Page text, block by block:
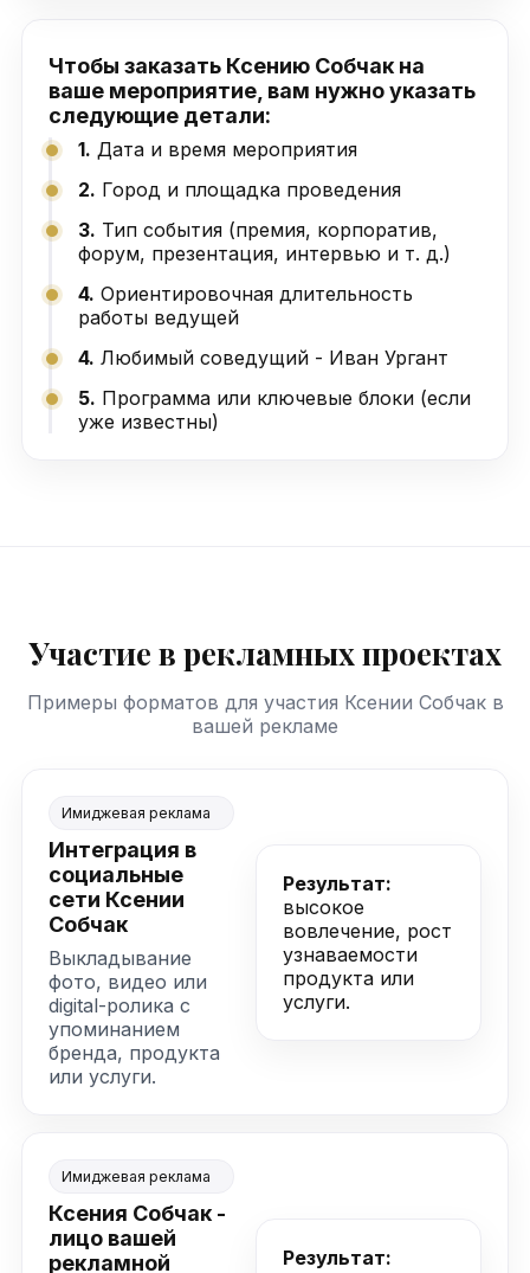
Чтобы заказать Ксению Собчак на
ваше мероприятие, вам нужно указать
следующие детали:
1. Дата и время мероприятия
2. Город и площадка проведения
3. Тип события (премия, корпоратив,
форум, презентация, интервью и т. д.)
4. Ориентировочная длительность
работы ведущей
4. Любимый соведущий - Иван Ургант
5. Программа или ключевые блоки (если
уже известны)
Участие в рекламных проектах
Примеры форматов для участия Ксении Собчак в
вашей рекламе
Имиджевая реклама
Интеграция в
социальные
сети Ксении
Собчак
Выкладывание
фото, видео или
digital-ролика с
упоминанием
бренда, продукта
или услуги.
Результат:
высокое
вовлечение, рост
узнаваемости
продукта или
услуги.
Имиджевая реклама
Ксения Собчак -
лицо вашей
рекламной
Результат: